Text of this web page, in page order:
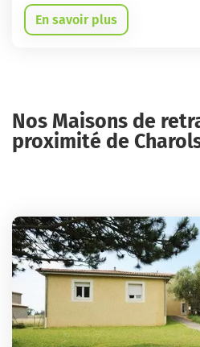
En savoir plus
Nos Maisons de
proximité de